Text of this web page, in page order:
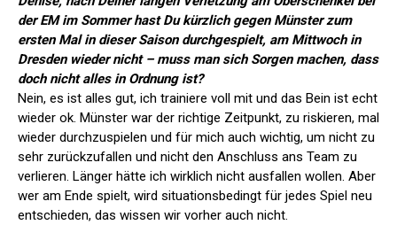
der EM im Sommer hast Du kürzlich gegen Münster zum
ersten Mal in dieser Saison durchgespielt, am Mittwoch in
Dresden wieder nicht – muss man sich Sorgen machen, dass
doch nicht alles in Ordnung ist?
Nein, es ist alles gut, ich trainiere voll mit und das Bein ist echt
wieder ok. Münster war der richtige Zeitpunkt, zu riskieren, mal
wieder durchzuspielen und für mich auch wichtig, um nicht zu
sehr zurückzufallen und nicht den Anschluss ans Team zu
verlieren. Länger hätte ich wirklich nicht ausfallen wollen. Aber
wer am Ende spielt, wird situationsbedingt für jedes Spiel neu
entschieden, das wissen wir vorher auch nicht.